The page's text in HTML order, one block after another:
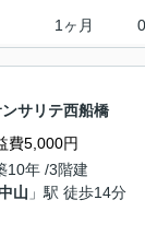
1ヶ月
サリテ西船橋
費5,000円
10年 /3階建
山 」駅 徒歩14分